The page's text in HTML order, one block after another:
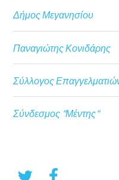
Δήμος Μεγανησίου
Παναγιώτης Κονιδάρης
Σύλλογος
Σύνδεσμος "Μέντης"